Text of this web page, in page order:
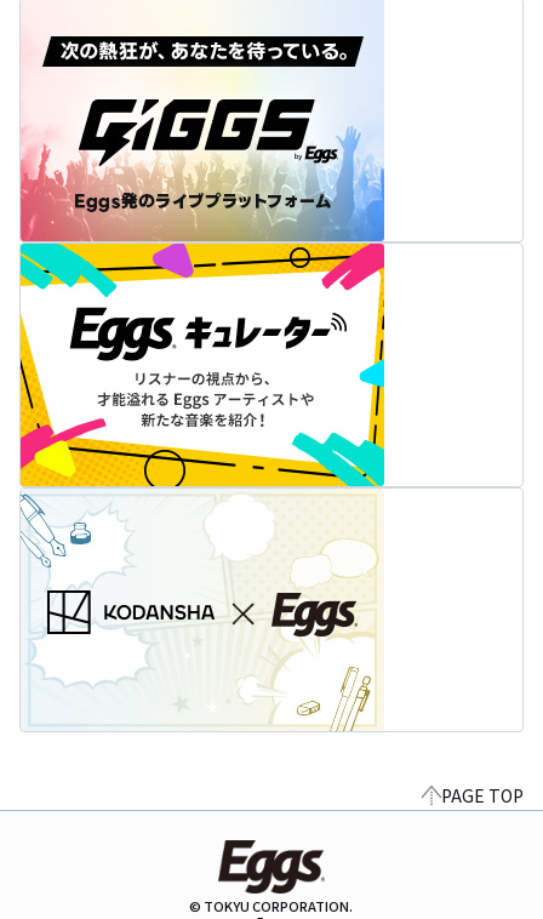
PAGE TOP
© TOKYU CORPORATION.